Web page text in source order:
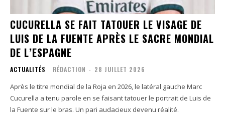
CUCURELLA SE FAIT TATOUER LE VISAGE DE
LUIS DE LA FUENTE APRÈS LE SACRE MONDIAL
DE L’ESPAGNE
ACTUALITÉS RÉDACTION - 28 JUILLET 2026
Après le titre mondial de la Roja en 2026, le latéral gauche Marc
Cucurella a tenu parole en se faisant tatouer le portrait de Luis de
la Fuente sur le bras. Un pari audacieux devenu réalité.